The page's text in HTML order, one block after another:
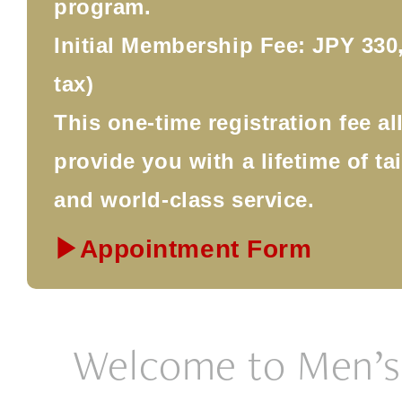
program.
Initial Membership Fee: JPY
tax)
This one-time registration fee
provide you with a lifetime of
and world-class service.
▶Appointment Form
Welcome to